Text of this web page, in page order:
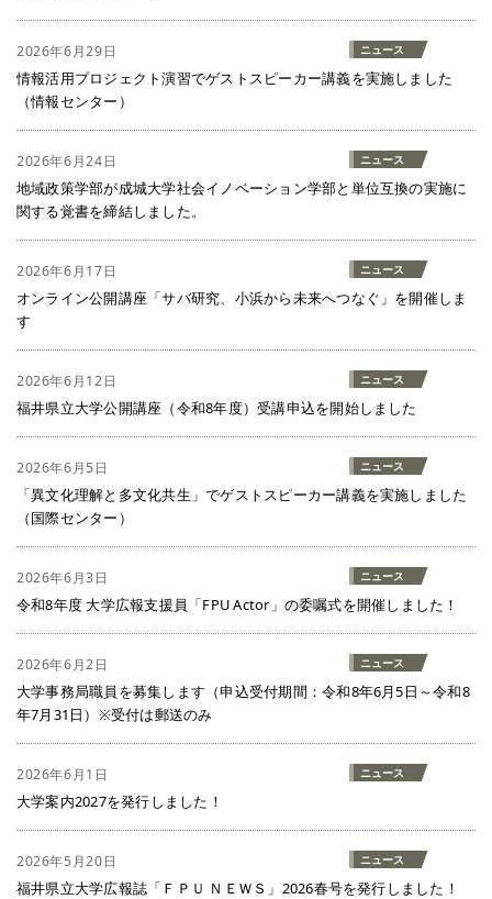
2026年6月29日 ニュース
情報活用プロジェクト演習でゲストスピーカー講義を実施しました
（情報センター）
2026年6月24日 ニュース
地域政策学部が成城大学社会イノベーション学部と単位互換の実施に
関する覚書を締結しました。
2026年6月17日 ニュース
オンライン公開講座「サバ研究、小浜から未来へつなぐ」を開催しま
す
2026年6月12日 ニュース
福井県立大学公開講座（令和8年度）受講申込を開始しました
2026年6月5日 ニュース
「異文化理解と多文化共生」でゲストスピーカー講義を実施しました
（国際センター）
2026年6月3日 ニュース
令和8年度 大学広報支援員「FPU Actor」の委嘱式を開催しました！
2026年6月2日 ニュース
大学事務局職員を募集します（申込受付期間：令和8年6月5日～令和8
年7月31日）※受付は郵送のみ
2026年6月1日 ニュース
大学案内2027を発行しました！
2026年5月20日 ニュース
福井県立大学広報誌「ＦＰＵ ＮＥＷＳ」2026春号を発行しました！